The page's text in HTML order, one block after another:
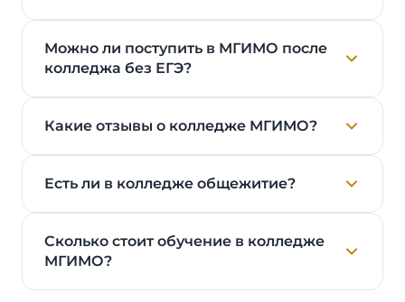
Можно ли поступить в МГИМО после
колледжа без ЕГЭ?
Какие отзывы о колледже МГИМО?
Есть ли в колледже общежитие?
Сколько стоит обучение в колледже
МГИМО?